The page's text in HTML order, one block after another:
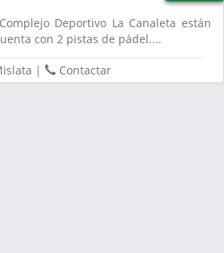
Deportivo La Canaleta están
con 2 pistas de pádel....
| Contactar